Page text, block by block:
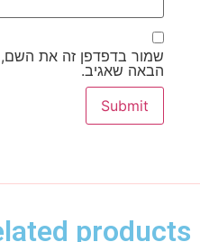
שמור בדפדפן זה את השם,
הבאה שאגיב.
products